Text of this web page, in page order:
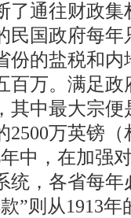
了通往财政
民国政府每
份的盐税和
百万。满足
其中最大宗便
万英镑（
中，在加强
统，各省每
”则从1913年